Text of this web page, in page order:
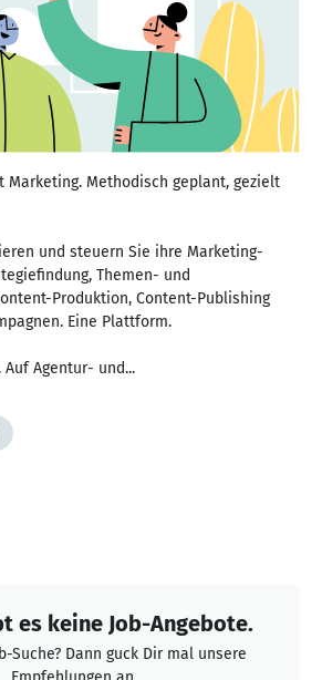
Marketing. Methodisch geplant, gezielt
und steuern Sie ihre Marketing-
Themen- und
Produktion, Content-Publishing
Eine Plattform.
Auf Agentur- und...
es keine Job-Angebote.
Suche? Dann guck Dir mal unsere